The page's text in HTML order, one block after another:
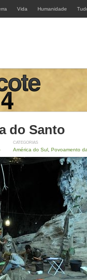
Vida Humanidade
do Santo
CATEGORIAS
América do Sul Povoamento